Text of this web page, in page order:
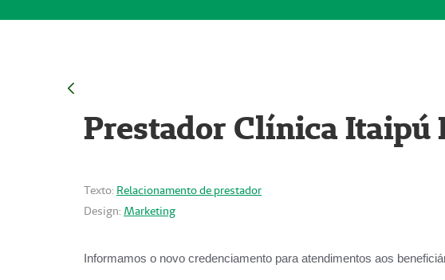
Prestador Clínica Itaipú
Texto: Relacionamento de prestador
Design: Marketing
Informamos o novo credenciamento para atendimentos aos